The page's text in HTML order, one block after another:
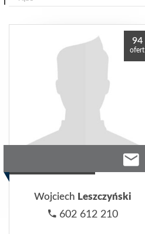
94
ofert
Wojciech Leszczyński
602 612 210